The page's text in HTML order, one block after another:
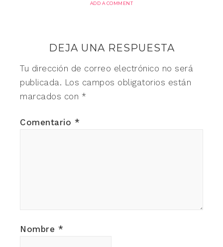
ADD A COMMENT
DEJA UNA RESPUESTA
Tu dirección de correo electrónico no será
publicada. Los campos obligatorios están
marcados con *
Comentario *
Nombre *